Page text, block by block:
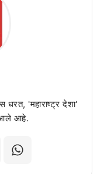
धरत, 'महाराष्ट्र देशा'
आले आहे.